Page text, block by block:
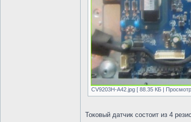
CV9203H-A42.jpg [ 88.35 КБ |
Токовый датчик состоит из 4